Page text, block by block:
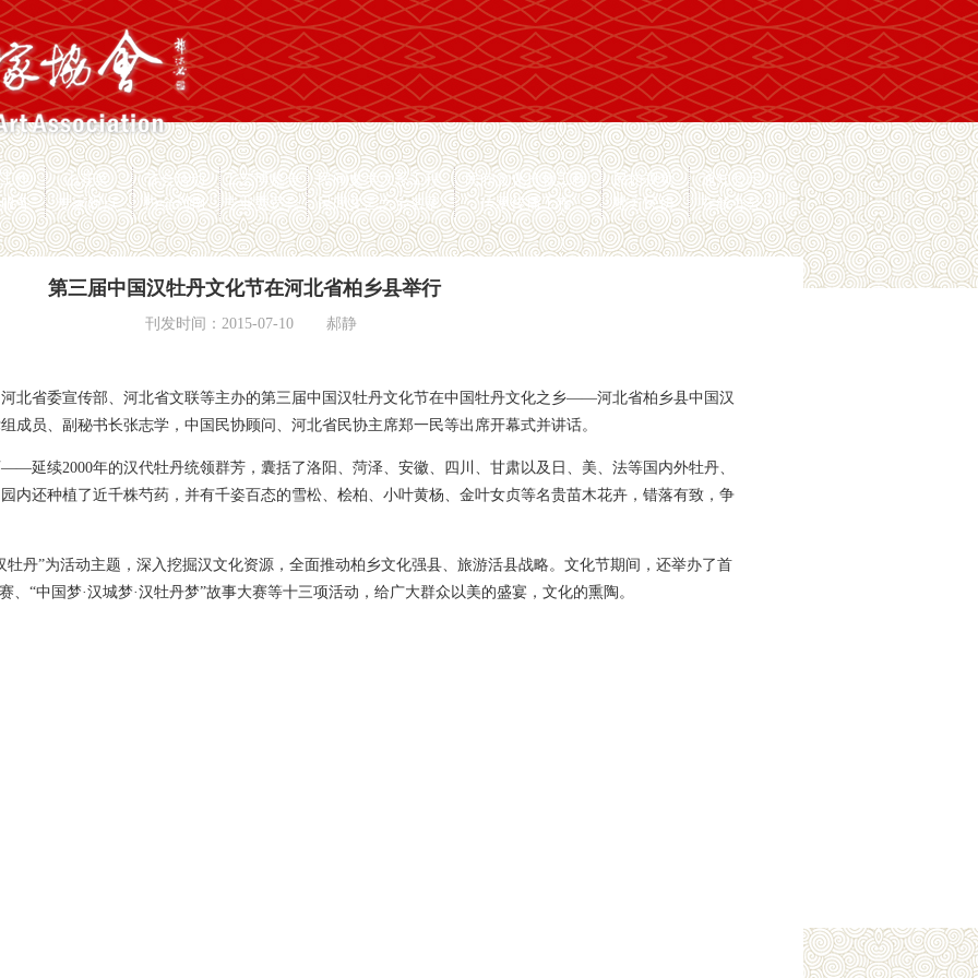
作 山花奖 节会活动 工艺博览会 民间文学大系工程 民间文化抢救工程 民协视频
通知公示
务
专家观点 协会刊物 专业委员会 民间文艺之乡名录 传承传播工程 地方民协 在线办公
第三届中国汉牡丹文化节在河北省柏乡县举行
刊发时间：2015-07-10 郝静
北省委宣传部、河北省文联等主办的第三届中国汉牡丹文化节在中国牡丹文化之乡——河北省柏乡县中国汉
成员、副秘书长张志学，中国民协顾问、河北省民协主席郑一民等出席开幕式并讲话。
延续2000年的汉代牡丹统领群芳，囊括了洛阳、菏泽、安徽、四川、甘肃以及日、美、法等国内外牡丹、
内还种植了近千株芍药，并有千姿百态的雪松、桧柏、小叶黄杨、金叶女贞等名贵苗木花卉，错落有致，争
牡丹”为活动主题，深入挖掘汉文化资源，全面推动柏乡文化强县、旅游活县战略。文化节期间，还举办了首
、“中国梦·汉城梦·汉牡丹梦”故事大赛等十三项活动，给广大群众以美的盛宴，文化的熏陶。